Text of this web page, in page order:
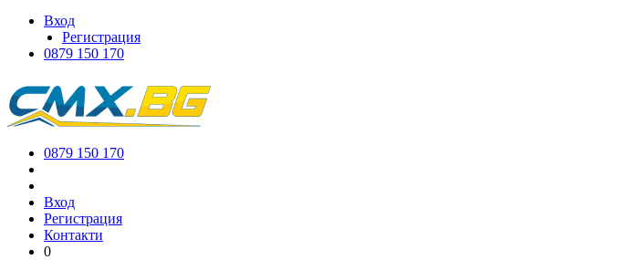
Вход
Регистрация
0879 150 170
0879 150 170
Вход
Регистрация
Контакти
0